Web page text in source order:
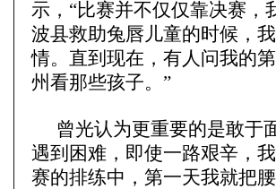
示，“比赛并不仅仅靠决赛，
波县救助兔唇儿童的时候，
情。直到现在，有人问我的
州看那些孩子。”
曾光认为更重要的是敢于
遇到困难，即使一路艰辛，
赛的排练中，第一天我就把